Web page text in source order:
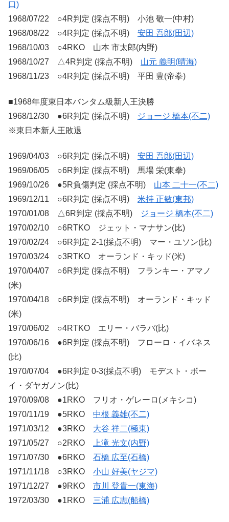
口)
1968/07/22 ○4R判定 (採点不明) 小池 敬一(中村)
1968/08/22 ○4R判定 (採点不明) 安田 吾郎(田辺)
1968/10/03 ○4RKO 山本 市太郎(内野)
1968/10/27 △4R判定 (採点不明) 山元 義明(晴海)
1968/11/23 ○4R判定 (採点不明) 平田 豊(帝拳)
■1968年度東日本バンタム級新人王決勝
1968/12/30 ●6R判定 (採点不明)
ジョージ 橋本(不二)
※東日本新人王敗退
1969/04/03 ○6R判定 (採点不明) 安田 吾郎(田辺)
1969/06/05 ○6R判定 (採点不明) 馬場 栄(東拳)
1969/10/26 ●5R負傷判定 (採点不明) 山本 二十一(不二)
1969/12/11 ○6R判定 (採点不明) 米持 正敏(東邦)
1970/01/08 △6R判定 (採点不明)
ジョージ 橋本(不二)
1970/02/10 ○6RTKO ジェット・マナサン(比)
1970/02/24 ○6R判定 2-1(採点不明) マー・ユソン(比)
1970/03/24 ○3RTKO オーランド・キッド(米)
1970/04/07 ○6R判定 (採点不明) フランキー・アマノ
(米)
1970/04/18 ○6R判定 (採点不明) オーランド・キッド
(米)
1970/06/02 ○4RTKO エリー・バラバ(比)
1970/06/16 ●6R判定 (採点不明) フローロ・イバネス
(比)
1970/07/04 ●6R判定 0-3(採点不明) モデスト・ボー
イ・ダヤガノン(比)
1970/09/08 ●1RKO フリオ・ゲレーロ(メキシコ)
1970/11/19 ●5RKO 中根 義雄(不二)
1971/03/12 ●3RKO 大谷 祥二(極東)
1971/05/27 ○2RKO
上滝 光文(内野)
1971/07/30 ●6RKO 石橋 広至(石橋)
1971/11/18 ○3RKO 小山 好美(ヤジマ)
1971/12/27 ●9RKO 市川 登貴一(東海)
1972/03/30 ●1RKO 三浦 広志(船橋)